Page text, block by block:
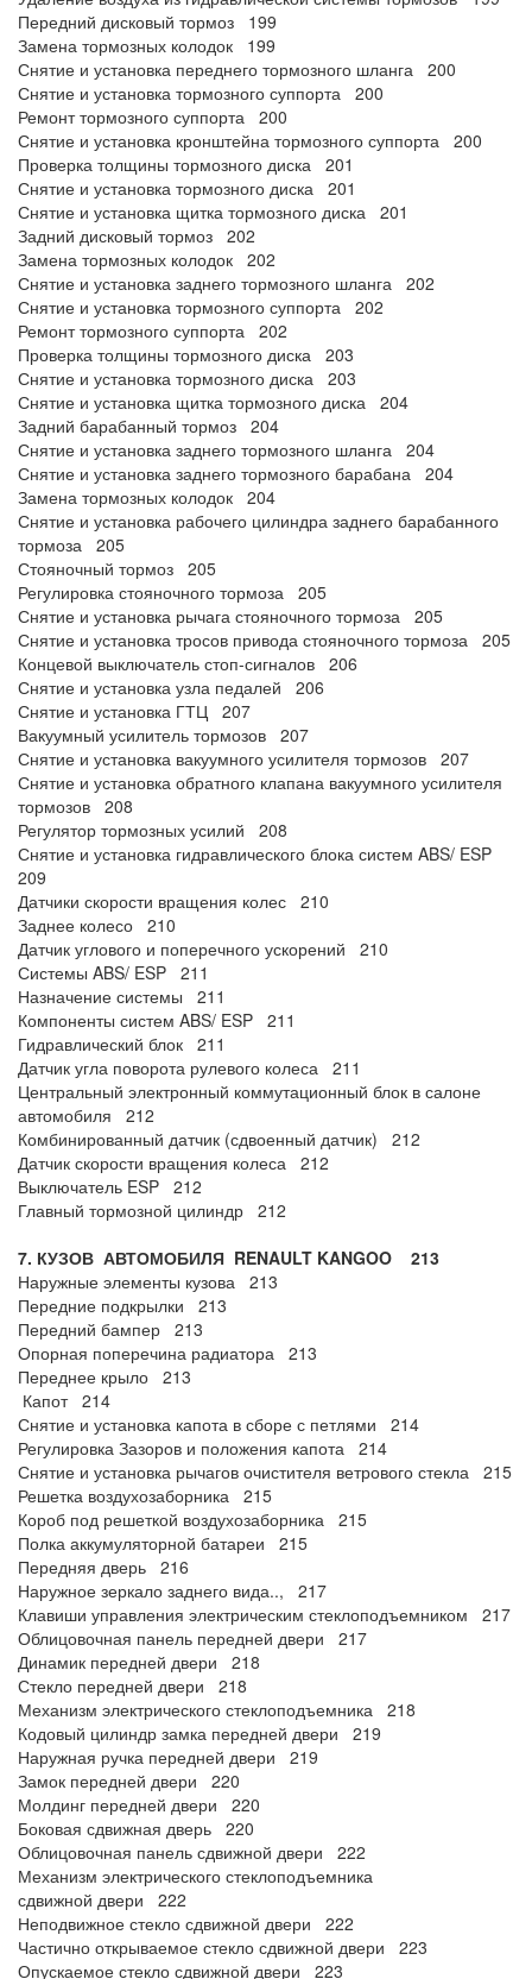
Передний дисковый тормоз 199
Замена тормозных колодок 199
Снятие и установка переднего тормозного шланга 200
Снятие и установка тормозного суппорта 200
Ремонт тормозного суппорта 200
Снятие и установка кронштейна тормозного суппорта 200
Проверка толщины тормозного диска 201
Снятие и установка тормозного диска 201
Снятие и установка щитка тормозного диска 201
Задний дисковый тормоз 202
Замена тормозных колодок 202
Снятие и установка заднего тормозного шланга 202
Снятие и установка тормозного суппорта 202
Ремонт тормозного суппорта 202
Проверка толщины тормозного диска 203
Снятие и установка тормозного диска 203
Снятие и установка щитка тормозного диска 204
Задний барабанный тормоз 204
Снятие и установка заднего тормозного шланга 204
Снятие и установка заднего тормозного барабана 204
Замена тормозных колодок 204
Снятие и установка рабочего цилиндра заднего барабанного
тормоза 205
Стояночный тормоз 205
Регулировка стояночного тормоза 205
Снятие и установка рычага стояночного тормоза 205
Снятие и установка тросов привода стояночного тормоза 205
Концевой выключатель стоп-сигналов 206
Снятие и установка узла педалей 206
Снятие и установка ГТЦ 207
Вакуумный усилитель тормозов 207
Снятие и установка вакуумного усилителя тормозов 207
Снятие и установка обратного клапана вакуумного усилителя
тормозов 208
Регулятор тормозных усилий 208
Снятие и установка гидравлического блока систем ABS/ ESP
209
Датчики скорости вращения колес 210
Заднее колесо 210
Датчик углового и поперечного ускорений 210
Системы ABS/ ESP 211
Назначение системы 211
Компоненты систем ABS/ ESP 211
Гидравлический блок 211
Датчик угла поворота рулевого колеса 211
Центральный электронный коммутационный блок в салоне
автомобиля 212
Комбинированный датчик (сдвоенный датчик) 212
Датчик скорости вращения колеса 212
Выключатель ESP 212
Главный тормозной цилиндр 212
7. КУЗОВ АВТОМОБИЛЯ RENAULT KANGOO 213
Наружные элементы кузова 213
Передние подкрылки 213
Передний бампер 213
Опорная поперечина радиатора 213
Переднее крыло 213
Капот 214
Снятие и установка капота в сборе с петлями 214
Регулировка Зазоров и положения капота 214
Снятие и установка рычагов очистителя ветрового стекла 215
Решетка воздухозаборника 215
Короб под решеткой воздухозаборника 215
Полка аккумуляторной батареи 215
Передняя дверь 216
Наружное зеркало заднего вида.., 217
Клавиши управления электрическим стеклоподъемником 217
Облицовочная панель передней двери 217
Динамик передней двери 218
Стекло передней двери 218
Механизм электрического стеклоподъемника 218
Кодовый цилиндр замка передней двери 219
Наружная ручка передней двери 219
Замок передней двери 220
Молдинг передней двери 220
Боковая сдвижная дверь 220
Облицовочная панель сдвижной двери 222
Механизм электрического стеклоподъемника
сдвижной двери 222
Неподвижное стекло сдвижной двери 222
Частично открываемое стекло сдвижной двери 223
Опускаемое стекло сдвижной двери 223